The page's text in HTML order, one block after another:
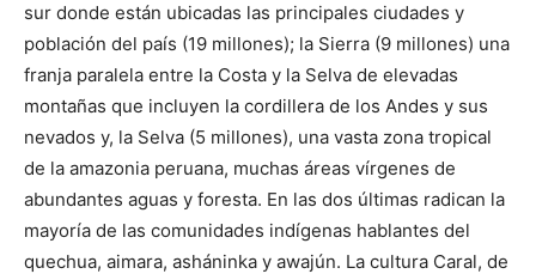
sur donde están ubicadas las principales ciudades y
población del país (19 millones); la Sierra (9 millones) una
franja paralela entre la Costa y la Selva de elevadas
montañas que incluyen la cordillera de los Andes y sus
nevados y, la Selva (5 millones), una vasta zona tropical
de la amazonia peruana, muchas áreas vírgenes de
abundantes aguas y foresta. En las dos últimas radican la
mayoría de las comunidades indígenas hablantes del
quechua, aimara, asháninka y awajún. La cultura Caral, de